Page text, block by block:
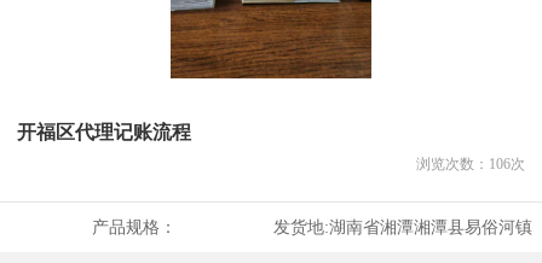
开福区代理记账流程
浏览次数： 106次
产品规格： 发货地:湖南省湘潭湘潭县易俗河镇